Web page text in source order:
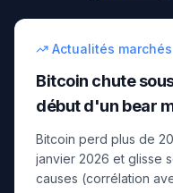
Actualités marchés
Bitcoin chute
début d'un bear
Bitcoin perd plus de
janvier 2026 et glisse
causes (corrélation